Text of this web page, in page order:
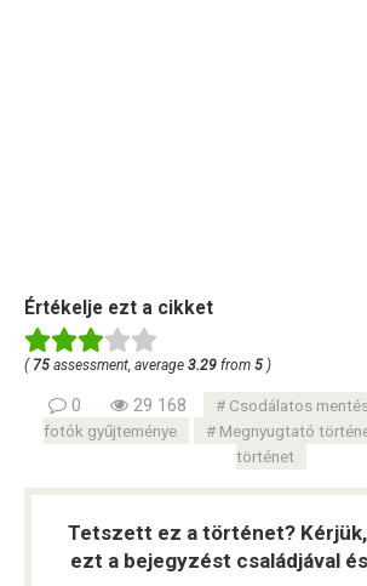
Értékelje ezt a cikket
( 75 assessment, average 3.29 from 5 )
0 29 168 Csodálatos
fotók gyűjteménye
Megnyugtató
történet
Tetszett ez a történet?
ezt a bejegyzést családjával